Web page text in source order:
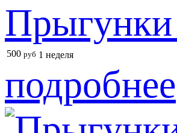
Прыгунки
500 руб 1 неделя
подробнее